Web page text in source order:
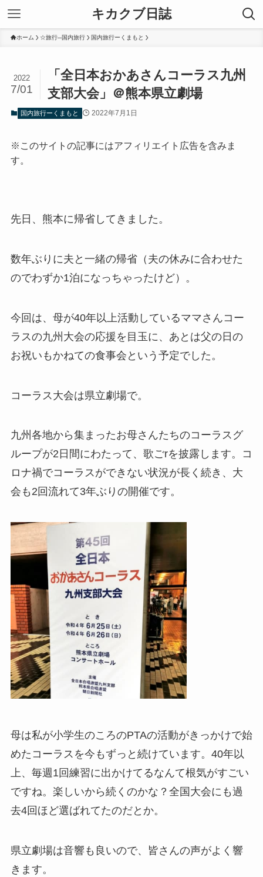
キカクブ日誌
ホーム ☆旅行─国内旅行 国内旅行ーくまもと
「全日本おかあさんコーラス九州
支部大会」＠熊本県立劇場
2022
7/01
国内旅行ーくまもと 2022年7月1日
※このサイトの記事にはアフィリエイト広告を含みま
す。
先日、熊本に帰省してきました。
数年ぶりに夫と一緒の帰省（夫の休みに合わせた
のでわずか1泊になっちゃったけど）。
今回は、母が40年以上活動しているママさんコー
ラスの九州大会の応援を目玉に、あとは父の日の
お祝いもかねての食事会という予定でした。
コーラス大会は県立劇場で。
九州各地から集まったお母さんたちのコーラスグ
ループが2日間にわたって、歌ごrを披露します。コ
ロナ禍でコーラスができない状況が長く続き、大
会も2回流れて3年ぶりの開催です。
母は私が小学生のころのPTAの活動がきっかけで始
めたコーラスを今もずっと続けています。40年以
上、毎週1回練習に出かけてるなんて根気がすごい
ですね。楽しいから続くのかな？全国大会にも過
去4回ほど選ばれてたのだとか。
県立劇場は音響も良いので、皆さんの声がよく響
きます。